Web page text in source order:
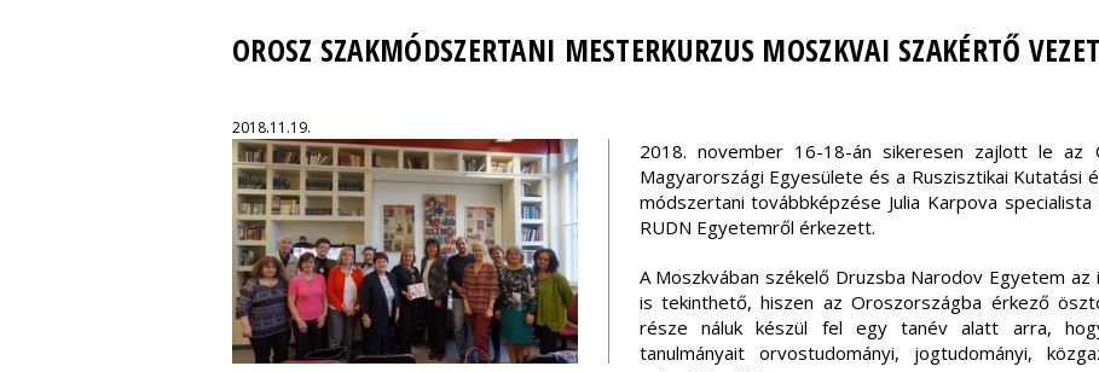
OROSZ SZAKMÓDSZERTANI MESTERKURZUS MOSZKVAI SZAKÉRTŐ
2018.11.19.
2018. november 16-18-án sikeresen zajlott le az
Magyarországi Egyesülete és a Ruszisztikai Kutatási
módszertani továbbképzése Julia Karpova
RUDN Egyetemről érkezett.
A Moszkvában székelő Druzsba Narodov Egyetem
is tekinthető, hiszen az Oroszországba érkező
része náluk készül fel egy tanév alatt arra,
tanulmányait orvostudományi, jogtudományi,